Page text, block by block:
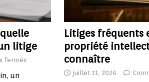
litige
fermés
un
Litiges fréquents
propriété
connaître
juillet 11, 2026